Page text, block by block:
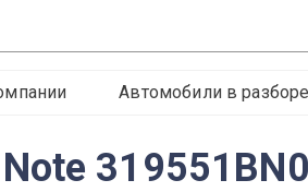
Автомобили в разборе